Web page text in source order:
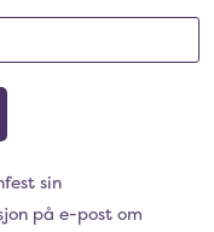
sin
på e-post om